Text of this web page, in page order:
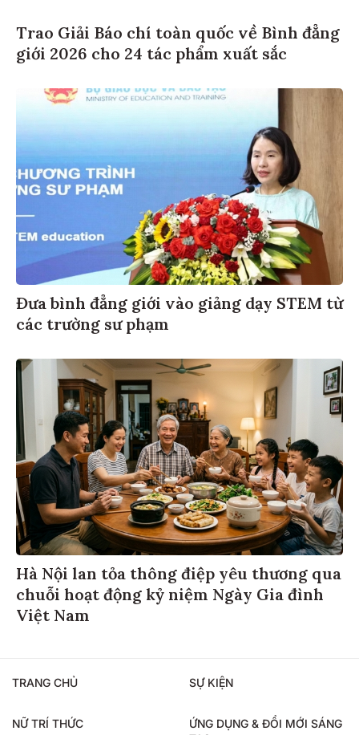
Trao Giải Báo chí toàn quốc về Bình đẳng
giới 2026 cho 24 tác phẩm xuất sắc
Đưa bình đẳng giới vào giảng dạy STEM từ
các trường sư phạm
Hà Nội lan tỏa thông điệp yêu thương qua
chuỗi hoạt động kỷ niệm Ngày Gia đình
Việt Nam
TRANG CHỦ SỰ KIỆN
NỮ TRÍ THỨC
ỨNG DỤNG & ĐỔI MỚI SÁNG